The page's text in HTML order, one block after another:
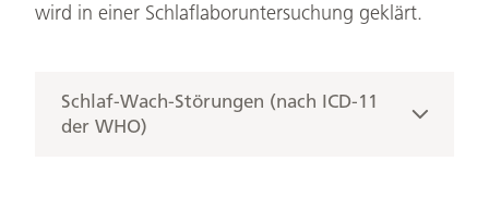
wird in einer Schlaflaboruntersuchung geklärt.
Schlaf-Wach-Störungen (nach ICD-11
der WHO)